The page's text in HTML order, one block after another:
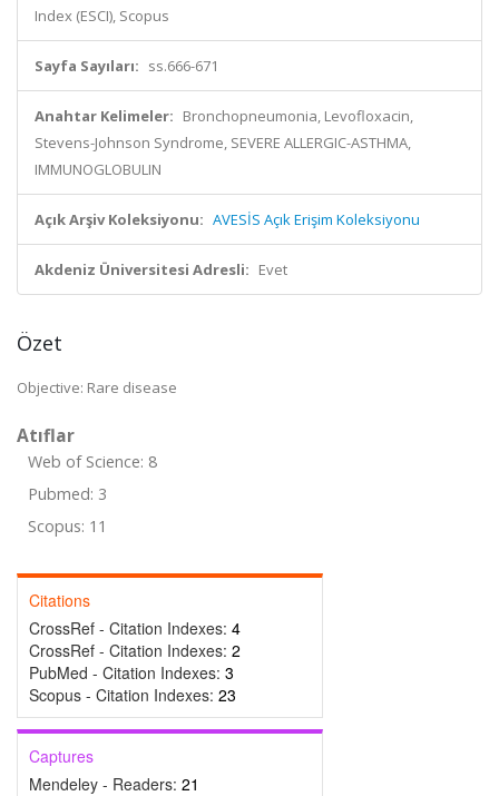
Index (ESCI), Scopus
Sayfa Sayıları: ss.666-671
Anahtar Kelimeler: Bronchopneumonia, Levofloxacin,
Stevens-Johnson Syndrome, SEVERE ALLERGIC-ASTHMA,
IMMUNOGLOBULIN
Açık Arşiv Koleksiyonu: AVESİS Açık Erişim Koleksiyonu
Akdeniz Üniversitesi Adresli: Evet
Özet
Objective: Rare disease
Atıflar
Web of Science: 8
Pubmed: 3
Scopus: 11
Citations
CrossRef - Citation Indexes: 4
CrossRef - Citation Indexes: 2
PubMed - Citation Indexes: 3
Scopus - Citation Indexes: 23
Captures
Mendeley - Readers: 21